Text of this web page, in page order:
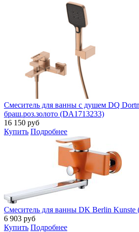
Смеситель для ванны с душем DQ
браш.роз.золото (DA1713233)
16 150 руб
Купить Подробнее
Смеситель для ванны DK Berlin Kunste
6 903 руб
Купить Подробнее